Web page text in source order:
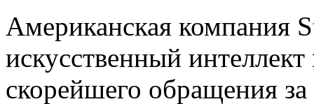
Американская компания
искусственный
скорейшего обращения